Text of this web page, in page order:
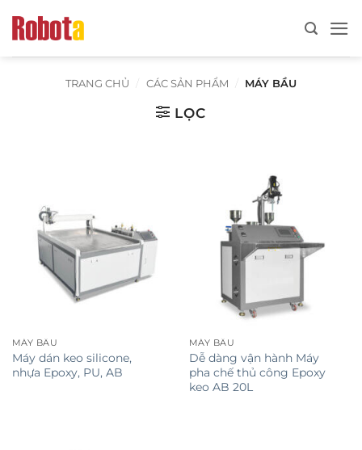
qua
TRANG CHỦ CÁC SẢN PHẨM MÁY BẦU
LỌC
MÁY BẦU
Máy dán keo silicone,
nhựa Epoxy, PU, ​​​​AB
MÁY BẦU
Dễ dàng vận hành Máy
pha chế thủ công Epoxy
keo AB 20L